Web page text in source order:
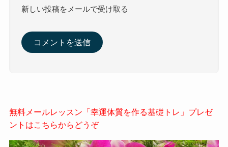
新しい投稿をメールで受け取る
無料メールレッスン「幸運体質を作る基礎トレ」プレゼ
ントはこちらからどうぞ